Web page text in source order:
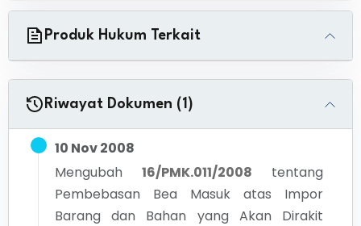
Produk Hukum Terkait
Riwayat Dokumen (1)
10 Nov 2008
Mengubah
16/PMK.011/2008
tentang
Pembebasan Bea Masuk atas Impor
Barang dan Bahan yang Akan Dirakit